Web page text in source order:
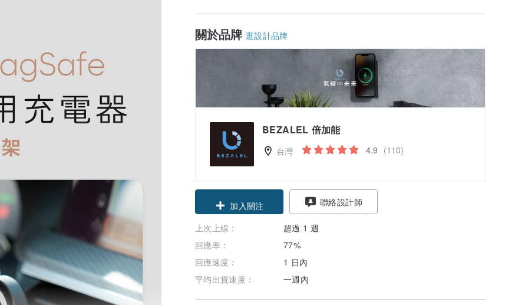
關於品牌 逛設計品牌
BEZALEL 倍加能
台灣 4.9 (110)
領優惠券
加入關注
聯絡設計師
上次上線：
超過 1 週
回應率：
77%
回應速度：
1 日內
平均出貨速度：
一週內